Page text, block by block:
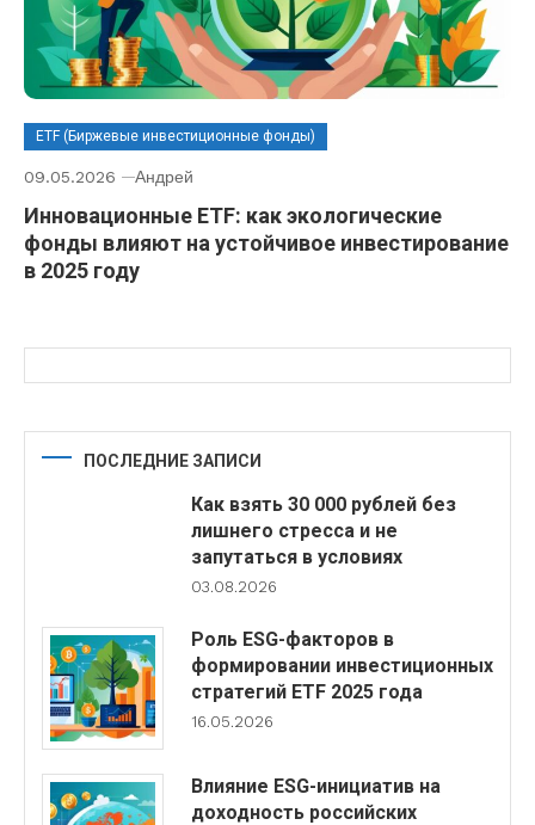
ETF (Биржевые инвестиционные фонды)
09.05.2026 Андрей
Инновационные ETF: как экологические
фонды влияют на устойчивое инвестирование
в 2025 году
ПОСЛЕДНИЕ ЗАПИСИ
Как взять 30 000 рублей без
лишнего стресса и не
запутаться в условиях
03.08.2026
Роль ESG-факторов в
формировании инвестиционных
стратегий ETF 2025 года
16.05.2026
Влияние ESG-инициатив на
доходность российских